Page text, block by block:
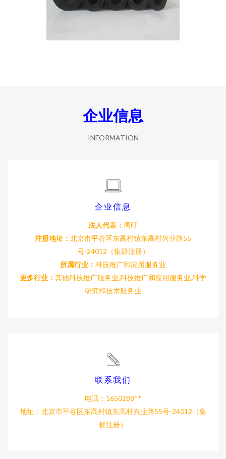
企业信息
INFORMATION
企业信息
法人代表： 周旺
注册地址： 北京市平谷区东高村镇东高村兴业路55
号-24012（集群注册）
所属行业： 科技推广和应用服务业
更多行业： 其他科技推广服务业,科技推广和应用服务业,科学
研究和技术服务业
联系我们
电话：1650288**
地址：北京市平谷区东高村镇东高村兴业路55号-24012（集
群注册）